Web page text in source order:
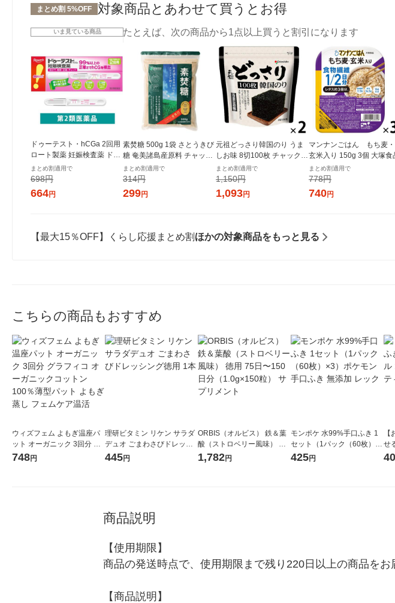
まとめ割 5%OFF 対象商品とあわせて買うとお得
いま見ている商品
ドゥーテスト・hCGa 2回用
ロート製薬 妊娠検査薬 ドゥ
テスト【第2類医薬品】
まとめ割適用で
698円
664円
たとえば、次の商品から1点以上買うと割引になります
素焚糖 500g 1袋 さとうきび
糖 奄美諸島産原料 チャック
まとめ割適用で
314円
299円
元祖どっさり韓国のり うま
しお味 8切100枚 チャック付
き 1セット（1個×2）オリオ
ンジャコー
まとめ割適用で
1,150円
1,093円
マンナンごはん もち麦・
玄米入り 150g 3個 大塚食
まとめ割適用で
778円
740円
【最大15％OFF】くらし応援まとめ割 ほかの対象商品をもっと見る
こちらの商品もおすすめ
ウィズフェム よもぎ温座パ
ット オーガニック 3回分 グ
ラフィコ オーガニックコッ
748円
理研ビタミン リケン サラダ
デュオ ごまわさびドレッシ
ング徳用 1本
445円
ORBIS（オルビス） 鉄＆葉
酸（ストロベリー風味） 徳
用 75日〜150日分（1.0g×15
0粒） サプリメント
1,782円
モンポケ 水99%手口ふき 1
セット（1パック（60枚）×
3）ポケモン 手口ふき 無添
425円
せ
6
商品説明
【使用期限】
商品の発送時点で、使用期限まで残り220日以上の商品をお
【商品説明】